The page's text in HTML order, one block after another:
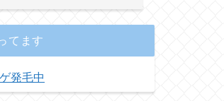
てます
発毛中